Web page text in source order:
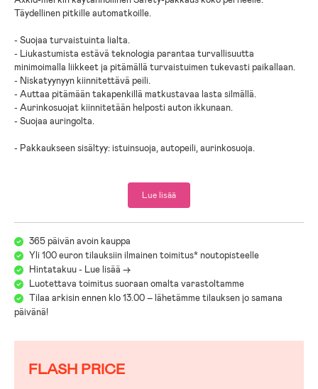
Täydellinen pitkille automatkoille.
- Suojaa turvaistuinta lialta.
- Liukastumista estävä teknologia parantaa turvallisuutta
minimoimalla liikkeet ja pitämällä turvaistuimen tukevasti paikallaan.
- Niskatyynyyn kiinnitettävä peili.
- Auttaa pitämään takapenkillä matkustavaa lasta silmällä.
- Aurinkosuojat kiinnitetään helposti auton ikkunaan.
- Suojaa auringolta.
- Pakkaukseen sisältyy: istuinsuoja, autopeili, aurinkosuoja.
Lue lisää
365 päivän avoin kauppa
Yli 100 euron tilauksiin ilmainen toimitus* noutopisteelle
Hintatakuu - Lue lisää ->
Luotettava toimitus suoraan omalta varastoltamme
Tilaa arkisin ennen klo 13.00 – lähetämme tilauksen jo samana
päivänä!
FLASH PRICE